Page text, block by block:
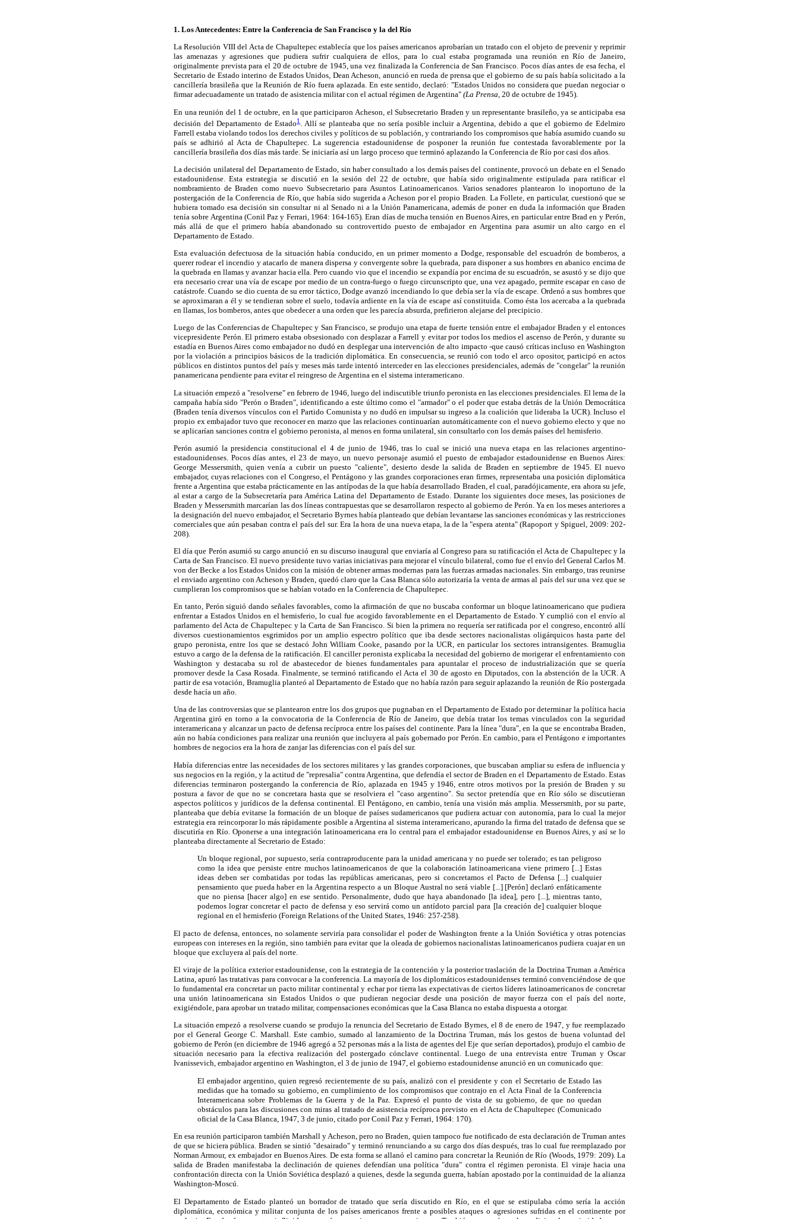
1. Los Antecedentes: Entre la Conferencia de San Francisco y la del Río
La Resolución VIII del Acta de Chapultepec establecía que los países americanos aprobarían un tratado con el objeto de prevenir y reprimir
las amenazas y agresiones que pudiera sufrir cualquiera de ellos, para lo cual estaba programada una reunión en Río de Janeiro,
originalmente prevista para el 20 de octubre de 1945, una vez finalizada la Conferencia de San Francisco. Pocos días antes de esa fecha, el
Secretario de Estado interino de Estados Unidos, Dean Acheson, anunció en rueda de prensa que el gobierno de su país había solicitado a la
cancillería brasileña que la Reunión de Río fuera aplazada. En este sentido, declaró: "Estados Unidos no considera que puedan negociar o
firmar adecuadamente un tratado de asistencia militar con el actual régimen de Argentina" (La Prensa, 20 de octubre de 1945).
En una reunión del 1 de octubre, en la que participaron Acheson, el Subsecretario Braden y un representante brasileño, ya se anticipaba esa
decisión del Departamento de Estado1. Allí se planteaba que no sería posible incluir a Argentina, debido a que el gobierno de Edelmiro
Farrell estaba violando todos los derechos civiles y políticos de su población, y contrariando los compromisos que había asumido cuando su
país se adhirió al Acta de Chapultepec. La sugerencia estadounidense de posponer la reunión fue contestada favorablemente por la
cancillería brasileña dos días más tarde. Se iniciaría así un largo proceso que terminó aplazando la Conferencia de Río por casi dos años.
La decisión unilateral del Departamento de Estado, sin haber consultado a los demás países del continente, provocó un debate en el Senado
estadounidense. Esta estrategia se discutió en la sesión del 22 de octubre, que había sido originalmente estipulada para ratificar el
nombramiento de Braden como nuevo Subsecretario para Asuntos Latinoamericanos. Varios senadores plantearon lo inoportuno de la
postergación de la Conferencia de Río, que había sido sugerida a Acheson por el propio Braden. La Follete, en particular, cuestionó que se
hubiera tomado esa decisión sin consultar ni al Senado ni a la Unión Panamericana, además de poner en duda la información que Braden
tenía sobre Argentina (Conil Paz y Ferrari, 1964: 164-165). Eran días de mucha tensión en Buenos Aires, en particular entre Brad en y Perón,
más allá de que el primero había abandonado su controvertido puesto de embajador en Argentina para asumir un alto cargo en el
Departamento de Estado.
Esta evaluación defectuosa de la situación había conducido, en un primer momento a Dodge, responsable del escuadrón de bomberos, a
querer rodear el incendio y atacarlo de manera dispersa y convergente sobre la quebrada, para disponer a sus hombres en abanico encima de
la quebrada en llamas y avanzar hacia ella. Pero cuando vio que el incendio se expandía por encima de su escuadrón, se asustó y se dijo que
era necesario crear una vía de escape por medio de un contra-fuego o fuego circunscripto que, una vez apagado, permite escapar en caso de
catástrofe. Cuando se dio cuenta de su error táctico, Dodge avanzó incendiando lo que debía ser la vía de escape. Ordenó a sus hombres que
se aproximaran a él y se tendieran sobre el suelo, todavía ardiente en la vía de escape así constituida. Como ésta los acercaba a la quebrada
en llamas, los bomberos, antes que obedecer a una orden que les parecía absurda, prefirieron alejarse del precipicio.
Luego de las Conferencias de Chapultepec y San Francisco, se produjo una etapa de fuerte tensión entre el embajador Braden y el entonces
vicepresidente Perón. El primero estaba obsesionado con desplazar a Farrell y evitar por todos los medios el ascenso de Perón, y durante su
estadía en Buenos Aires como embajador no dudó en desplegar una intervención de alto impacto -que causó críticas incluso en Washington
por la violación a principios básicos de la tradición diplomática. En consecuencia, se reunió con todo el arco opositor, participó en actos
públicos en distintos puntos del país y meses más tarde intentó interceder en las elecciones presidenciales, además de "congelar" la reunión
panamericana pendiente para evitar el reingreso de Argentina en el sistema interamericano.
La situación empezó a "resolverse" en febrero de 1946, luego del indiscutible triunfo peronista en las elecciones presidenciales. El lema de la
campaña había sido "Perón o Braden", identificando a este último como el "armador" o el poder que estaba detrás de la Unión Democrática
(Braden tenía diversos vínculos con el Partido Comunista y no dudó en impulsar su ingreso a la coalición que lideraba la UCR). Incluso el
propio ex embajador tuvo que reconocer en marzo que las relaciones continuarían automáticamente con el nuevo gobierno electo y que no
se aplicarían sanciones contra el gobierno peronista, al menos en forma unilateral, sin consultarlo con los demás países del hemisferio.
Perón asumió la presidencia constitucional el 4 de junio de 1946, tras lo cual se inició una nueva etapa en las relaciones argentino-
estadounidenses. Pocos días antes, el 23 de mayo, un nuevo personaje asumió el puesto de embajador estadounidense en Buenos Aires:
George Messersmith, quien venía a cubrir un puesto "caliente", desierto desde la salida de Braden en septiembre de 1945. El nuevo
embajador, cuyas relaciones con el Congreso, el Pentágono y las grandes corporaciones eran firmes, representaba una posición diplomática
frente a Argentina que estaba prácticamente en las antípodas de la que había desarrollado Braden, el cual, paradójicamente, era ahora su jefe,
al estar a cargo de la Subsecretaría para América Latina del Departamento de Estado. Durante los siguientes doce meses, las posiciones de
Braden y Messersmith marcarían las dos líneas contrapuestas que se desarrollaron respecto al gobierno de Perón. Ya en los meses anteriores a
la designación del nuevo embajador, el Secretario Byrnes había planteado que debían levantarse las sanciones económicas y las restricciones
comerciales que aún pesaban contra el país del sur. Era la hora de una nueva etapa, la de la "espera atenta" (Rapoport y Spiguel, 2009: 202-
208).
El día que Perón asumió su cargo anunció en su discurso inaugural que enviaría al Congreso para su ratificación el Acta de Chapultepec y la
Carta de San Francisco. El nuevo presidente tuvo varias iniciativas para mejorar el vínculo bilateral, como fue el envío del General Carlos M.
von der Becke a los Estados Unidos con la misión de obtener armas modernas para las fuerzas armadas nacionales. Sin embargo, tras reunirse
el enviado argentino con Acheson y Braden, quedó claro que la Casa Blanca sólo autorizaría la venta de armas al país del sur una vez que se
cumplieran los compromisos que se habían votado en la Conferencia de Chapultepec.
En tanto, Perón siguió dando señales favorables, como la afirmación de que no buscaba conformar un bloque latinoamericano que pudiera
enfrentar a Estados Unidos en el hemisferio, lo cual fue acogido favorablemente en el Departamento de Estado. Y cumplió con el envío al
parlamento del Acta de Chapultepec y la Carta de San Francisco. Si bien la primera no requería ser ratificada por el congreso, encontró allí
diversos cuestionamientos esgrimidos por un amplio espectro político que iba desde sectores nacionalistas oligárquicos hasta parte del
grupo peronista, entre los que se destacó John William Cooke, pasando por la UCR, en particular los sectores intransigentes. Bramuglia
estuvo a cargo de la defensa de la ratificación. El canciller peronista explicaba la necesidad del gobierno de morigerar el enfrentamiento con
Washington y destacaba su rol de abastecedor de bienes fundamentales para apuntalar el proceso de industrialización que se quería
promover desde la Casa Rosada. Finalmente, se terminó ratificando el Acta el 30 de agosto en Diputados, con la abstención de la UCR. A
partir de esa votación, Bramuglia planteó al Departamento de Estado que no había razón para seguir aplazando la reunión de Río postergada
desde hacía un año.
Una de las controversias que se plantearon entre los dos grupos que pugnaban en el Departamento de Estado por determinar la política hacia
Argentina giró en torno a la convocatoria de la Conferencia de Río de Janeiro, que debía tratar los temas vinculados con la seguridad
interamericana y alcanzar un pacto de defensa recíproca entre los países del continente. Para la línea "dura", en la que se encontraba Braden,
aún no había condiciones para realizar una reunión que incluyera al país gobernado por Perón. En cambio, para el Pentágono e importantes
hombres de negocios era la hora de zanjar las diferencias con el país del sur.
Había diferencias entre las necesidades de los sectores militares y las grandes corporaciones, que buscaban ampliar su esfera de influencia y
sus negocios en la región, y la actitud de "represalia" contra Argentina, que defendía el sector de Braden en el Departamento de Estado. Estas
diferencias terminaron postergando la conferencia de Río, aplazada en 1945 y 1946, entre otros motivos por la presión de Braden y su
postura a favor de que no se concretara hasta que se resolviera el "caso argentino". Su sector pretendía que en Río sólo se discutieran
aspectos políticos y jurídicos de la defensa continental. El Pentágono, en cambio, tenía una visión más amplia. Messersmith, por su parte,
planteaba que debía evitarse la formación de un bloque de países sudamericanos que pudiera actuar con autonomía, para lo cual la mejor
estrategia era reincorporar lo más rápidamente posible a Argentina al sistema interamericano, apurando la firma del tratado de defensa que se
discutiría en Río. Oponerse a una integración latinoamericana era lo central para el embajador estadounidense en Buenos Aires, y así se lo
planteaba directamente al Secretario de Estado:
Un bloque regional, por supuesto, sería contraproducente para la unidad americana y no puede ser tolerado; es tan peligroso
como la idea que persiste entre muchos latinoamericanos de que la colaboración latinoamericana viene primero [...] Estas
ideas deben ser combatidas por todas las repúblicas americanas, pero si concretamos el Pacto de Defensa [...] cualquier
pensamiento que pueda haber en la Argentina respecto a un Bloque Austral no será viable [...] [Perón] declaró enfáticamente
que no piensa [hacer algo] en ese sentido. Personalmente, dudo que haya abandonado [la idea], pero [...], mientras tanto,
podemos lograr concretar el pacto de defensa y eso servirá como un antídoto parcial para [la creación de] cualquier bloque
regional en el hemisferio (Foreign Relations of the United States, 1946: 257-258).
El pacto de defensa, entonces, no solamente serviría para consolidar el poder de Washington frente a la Unión Soviética y otras potencias
europeas con intereses en la región, sino también para evitar que la oleada de gobiernos nacionalistas latinoamericanos pudiera cuajar en un
bloque que excluyera al país del norte.
El viraje de la política exterior estadounidense, con la estrategia de la contención y la posterior traslación de la Doctrina Truman a América
Latina, apuró las tratativas para convocar a la conferencia. La mayoría de los diplomáticos estadounidenses terminó convenciéndose de que
lo fundamental era concretar un pacto militar continental y echar por tierra las expectativas de ciertos líderes latinoamericanos de concretar
una unión latinoamericana sin Estados Unidos o que pudieran negociar desde una posición de mayor fuerza con el país del norte,
exigiéndole, para aprobar un tratado militar, compensaciones económicas que la Casa Blanca no estaba dispuesta a otorgar.
La situación empezó a resolverse cuando se produjo la renuncia del Secretario de Estado Byrnes, el 8 de enero de 1947, y fue reemplazado
por el General George C. Marshall. Este cambio, sumado al lanzamiento de la Doctrina Truman, más los gestos de buena voluntad del
gobierno de Perón (en diciembre de 1946 agregó a 52 personas más a la lista de agentes del Eje que serían deportados), produjo el cambio de
situación necesario para la efectiva realización del postergado cónclave continental. Luego de una entrevista entre Truman y Oscar
Ivanissevich, embajador argentino en Washington, el 3 de junio de 1947, el gobierno estadounidense anunció en un comunicado que:
El embajador argentino, quien regresó recientemente de su país, analizó con el presidente y con el Secretario de Estado las
medidas que ha tomado su gobierno, en cumplimiento de los compromisos que contrajo en el Acta Final de la Conferencia
Interamericana sobre Problemas de la Guerra y de la Paz. Expresó el punto de vista de su gobierno, de que no quedan
obstáculos para las discusiones con miras al tratado de asistencia recíproca previsto en el Acta de Chapultepec (Comunicado
oficial de la Casa Blanca, 1947, 3 de junio, citado por Conil Paz y Ferrari, 1964: 170).
En esa reunión participaron también Marshall y Acheson, pero no Braden, quien tampoco fue notificado de esta declaración de Truman antes
de que se hiciera pública. Braden se sintió "desairado" y terminó renunciando a su cargo dos días después, tras lo cual fue reemplazado por
Norman Armour, ex embajador en Buenos Aires. De esta forma se allanó el camino para concretar la Reunión de Río (Woods, 1979: 209). La
salida de Braden manifestaba la declinación de quienes defendían una política "dura" contra el régimen peronista. El viraje hacia una
confrontación directa con la Unión Soviética desplazó a quienes, desde la segunda guerra, habían apostado por la continuidad de la alianza
Washington-Moscú.
El Departamento de Estado planteó un borrador de tratado que sería discutido en Río, en el que se estipulaba cómo sería la acción
diplomática, económica y militar conjunta de los países americanos frente a posibles ataques o agresiones sufridas en el continente por